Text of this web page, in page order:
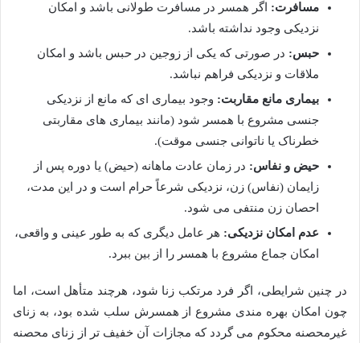
مسافرت: اگر همسر در مسافرت طولانی باشد و امکان
نزدیکی وجود نداشته باشد.
حبس: در صورتی که یکی از زوجین در حبس باشد و امکان
ملاقات و نزدیکی فراهم نباشد.
بیماری مانع مقاربت: وجود بیماری ای که مانع از نزدیکی
جنسی مشروع با همسر شود (مانند بیماری های مقاربتی
خطرناک یا ناتوانی جنسی موقت).
حیض و نفاس: در زمان عادت ماهانه (حیض) یا دوره پس از
زایمان (نفاس) زن، نزدیکی شرعاً حرام است و در این مدت،
احصان زن منتفی می شود.
عدم امکان نزدیکی: هر عامل دیگری که به طور عینی و واقعی،
امکان جماع مشروع با همسر را از بین ببرد.
در چنین شرایطی، اگر فرد مرتکب زنا شود، هرچند متأهل است، اما
چون امکان بهره مندی مشروع از همسرش سلب شده بود، به زنای
غیرمحصنه محکوم می گردد که مجازات آن خفیف تر از زنای محصنه